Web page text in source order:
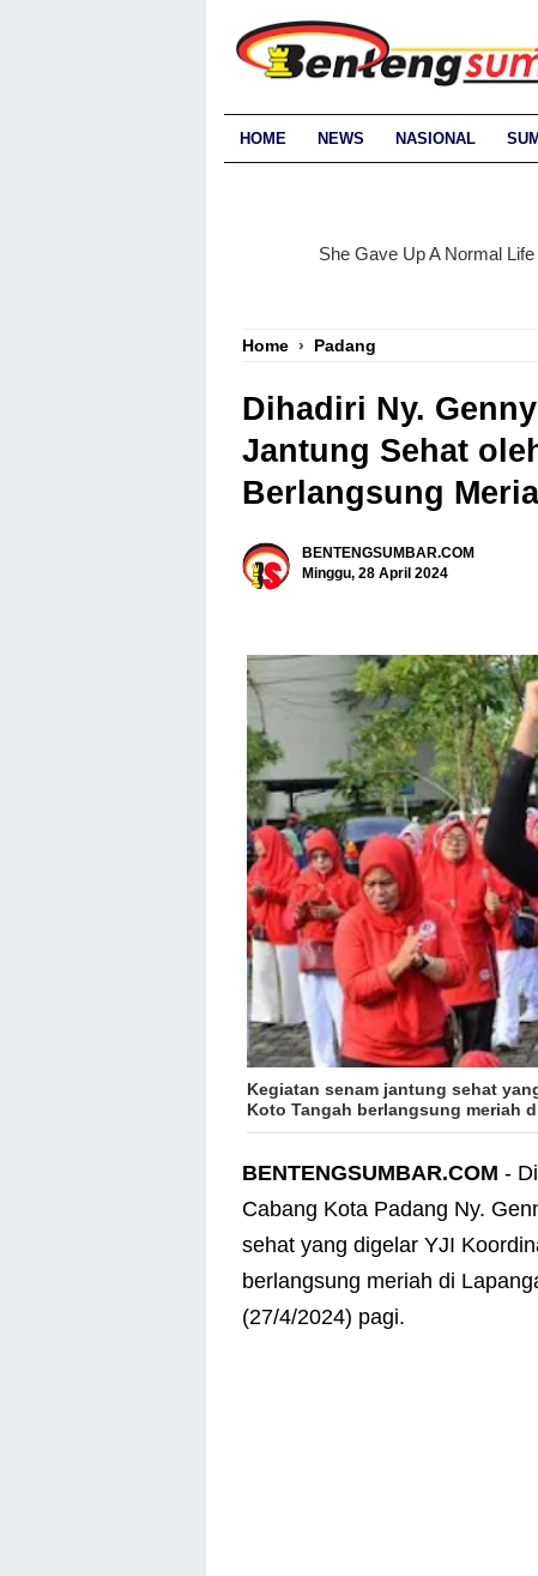
HOME NEWS NASIONAL
Home › Padang
Dihadiri Ny.
Jantung Sehat
Berlangsung
BENTENGSUMBAR.COM
Minggu, 28 April 2024
Kegiatan senam jantung sehat
Koto Tangah berlangsung meriah
BENTENGSUMBAR.COM -
Cabang Kota Padang Ny.
sehat yang digelar YJI
berlangsung meriah di
(27/4/2024) pagi.